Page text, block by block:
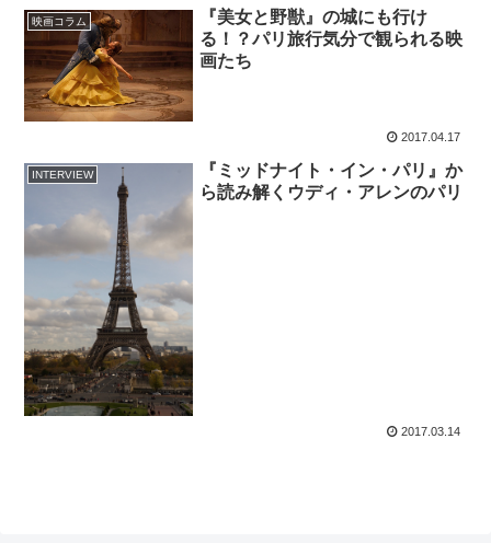
映画コラム
『美女と野獣』の城にも行け
る！？パリ旅行気分で観られる映
画たち
2017.04.17
INTERVIEW
『ミッドナイト・イン・パリ』か
ら読み解くウディ・アレンのパリ
2017.03.14